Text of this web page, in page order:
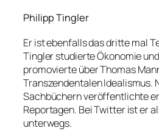
Philipp Tingler
Er ist ebenfalls das dritte mal
Tingler studierte Ökonomie
promovierte über Thomas
Transzendentalen Idealismus.
Sachbüchern veröffentlichte
Reportagen. Bei Twitter ist er
unterwegs.